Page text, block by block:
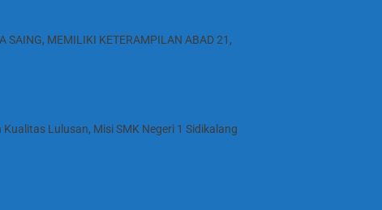
SAING, MEMILIKI KETERAMPILAN ABAD 21,
Lulusan, Misi SMK Negeri 1 Sidikalang